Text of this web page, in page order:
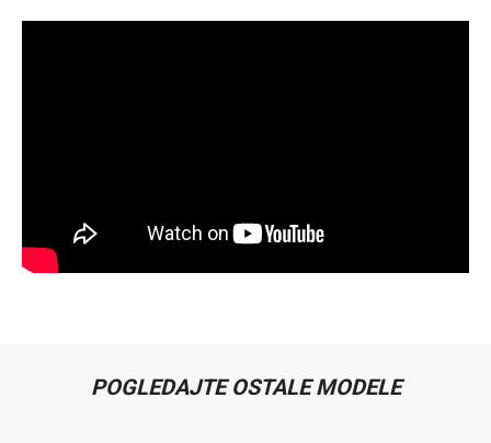
POGLEDAJTE OSTALE MODELE